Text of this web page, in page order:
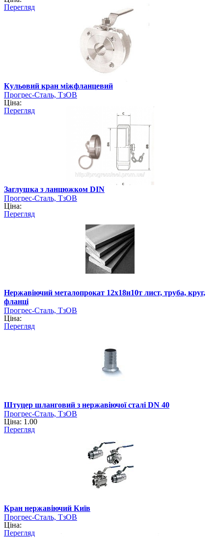
Перегляд
Кульовий кран міжфланцевий
Прогрес-Сталь, ТзОВ
Ціна:
Перегляд
Заглушка з ланцюжком DIN
Прогрес-Сталь, ТзОВ
Ціна:
Перегляд
Нержавіючий металопрокат 12х18н10т лист, труба, круг,
фланці
Прогрес-Сталь, ТзОВ
Ціна:
Перегляд
Штуцер шланговий з нержавіючої сталі DN 40
Прогрес-Сталь, ТзОВ
Ціна: 1.00
Перегляд
Кран нержавіючий Київ
Прогрес-Сталь, ТзОВ
Ціна:
Перегляд